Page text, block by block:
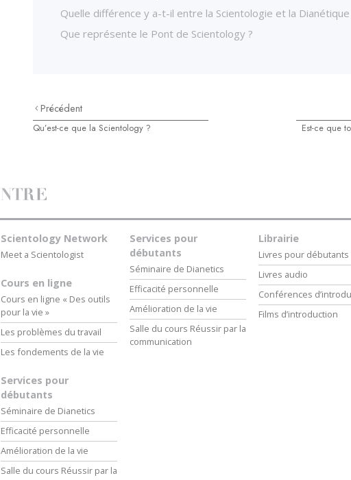
Quelle différence y a-t-il entre la Scientologie et la Dianétique
Que représente le Pont de Scientology ?
Précédent
Qu’est-ce que la Scientology ? Est-ce que
Scientology Network
Meet a Scientologist
Cours en ligne
Cours en ligne « Des outils
pour la vie »
Les problèmes du travail
Les fondements de la vie
Services pour
débutants
Séminaire de Dianetics
Efficacité personnelle
Amélioration de la vie
Salle du cours Réussir par la
Services pour
débutants
Séminaire de Dianetics
Efficacité personnelle
Amélioration de la vie
Salle du cours Réussir par la
communication
Librairie
Livres pour débutants
Livres audio
Conférences
Films d’introduction